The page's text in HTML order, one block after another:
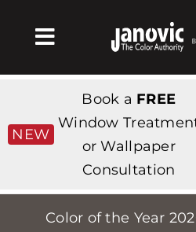
Toggle
Navigation
Products & Services
Магазин
Professionals
NEW
Book a FREE
Window
or Wallpaper
Consultation
Color of the Year